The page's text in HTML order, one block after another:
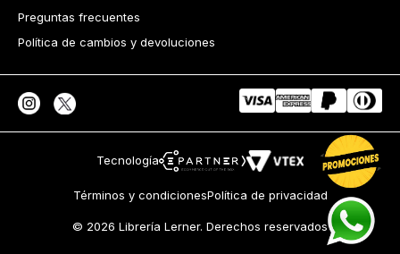
Preguntas frecuentes
Política de cambios y devoluciones
Tecnología
Términos y condicionesPolítica de privacidad
© 2026 Librería Lerner. Derechos reservados